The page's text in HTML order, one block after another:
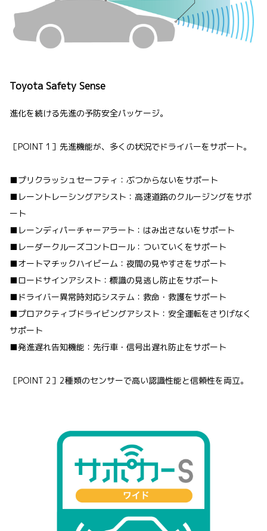
Toyota Safety Sense
進化を続ける先進の予防安全パッケージ。
［POINT 1］先進機能が、多くの状況でドライバーをサポート。
■プリクラッシュセーフティ：ぶつからないをサポート
■レーントレーシングアシスト：高速道路のクルージングをサポ
ート
■レーンディパーチャーアラート：はみ出さないをサポート
■レーダークルーズコントロール：ついていくをサポート
■オートマチックハイビーム：夜間の見やすさをサポート
■ロードサインアシスト：標識の見逃し防止をサポート
■ドライバー異常時対応システム：救命・救護をサポート
■プロアクティブドライビングアシスト：安全運転をさりげなく
サポート
■発進遅れ告知機能：先行車・信号出遅れ防止をサポート
［POINT 2］2種類のセンサーで高い認識性能と信頼性を両立。